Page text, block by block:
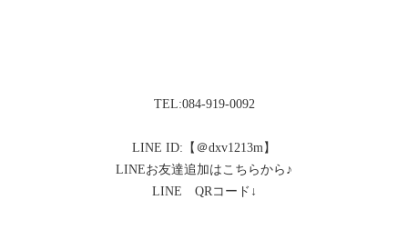
TEL:084-919-0092
LINE ID:【＠dxv1213m】
LINEお友達追加はこちらから♪
LINE QRコード↓